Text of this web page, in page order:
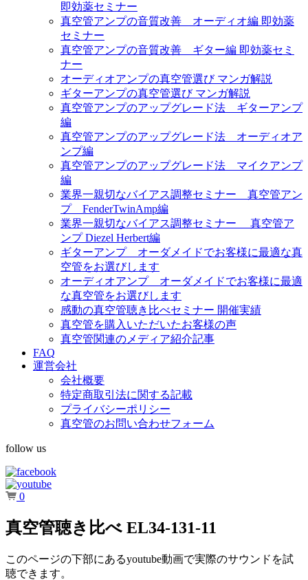
即効薬セミナー
真空管アンプの音質改善 オーディオ編 即効薬
セミナー
真空管アンプの音質改善 ギター編 即効薬セミ
ナー
オーディオアンプの真空管選び マンガ解説
ギターアンプの真空管選び マンガ解説
真空管アンプのアップグレード法 ギターアンプ
編
真空管アンプのアップグレード法 オーディオア
ンプ編
真空管アンプのアップグレード法 マイクアンプ
編
業界一親切なバイアス調整セミナー 真空管アン
プ FenderTwinAmp編
業界一親切なバイアス調整セミナー 真空管ア
ンプ Diezel Herbert編
ギターアンプ オーダメイドでお客様に最適な真
空管をお選びします
オーディオアンプ オーダメイドでお客様に最適
な真空管をお選びします
感動の真空管聴き比べセミナー 開催実績
真空管を購入いただいたお客様の声
真空管関連のメディア紹介記事
FAQ
運営会社
会社概要
特定商取引法に関する記載
プライバシーポリシー
真空管のお問い合わせフォーム
follow us
0
真空管聴き比べ EL34-131-11
このページの下部にあるyoutube動画で実際のサウンドを試
聴できます。